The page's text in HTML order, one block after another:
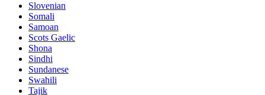
Slovenian
Somali
Samoan
Scots Gaelic
Shona
Sindhi
Sundanese
Swahili
Tajik